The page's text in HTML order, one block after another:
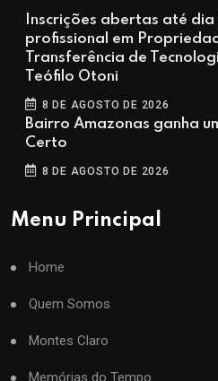
Inscrições abertas até
profissional em
Transferência de
Teófilo Otoni
8 DE AGOSTO DE 2026
Bairro Amazonas ganha
Certo
8 DE AGOSTO DE 2026
Menu Principal
Home
Quem Somos
Montes Claro
Memórias do Tempo